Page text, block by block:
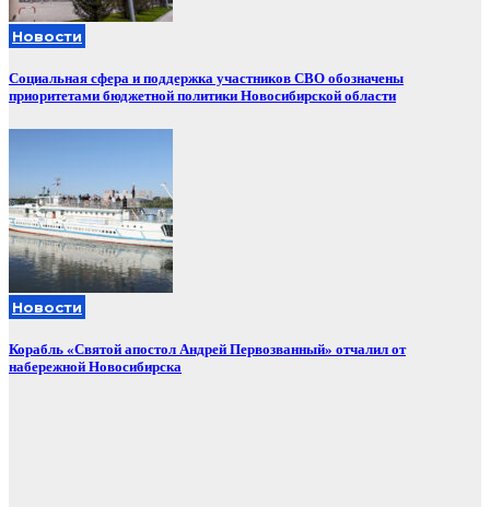
Новости
Социальная сфера и поддержка участников СВО обозначены
приоритетами бюджетной политики Новосибирской области
Новости
Корабль «Святой апостол Андрей Первозванный» отчалил от
набережной Новосибирска